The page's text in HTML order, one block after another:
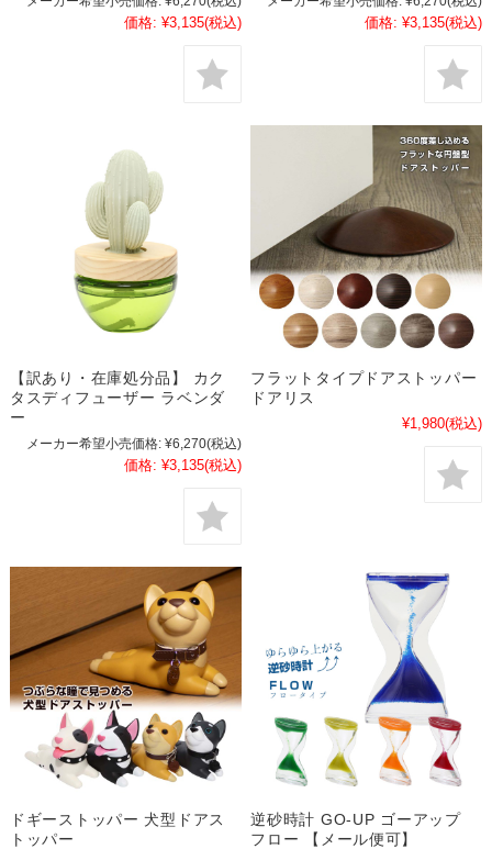
価格: ¥3,135(税込) 価格: ¥3,135(税込)
【訳あり・在庫処分品】 カク
タスディフューザー ラベンダ
ー
メーカー希望小売価格: ¥6,270(税込)
価格: ¥3,135(税込)
フラットタイプドアストッパー
ドアリス
¥1,980(税込)
ドギーストッパー 犬型ドアス
トッパー
逆砂時計 GO-UP ゴーアップ
フロー 【メール便可】